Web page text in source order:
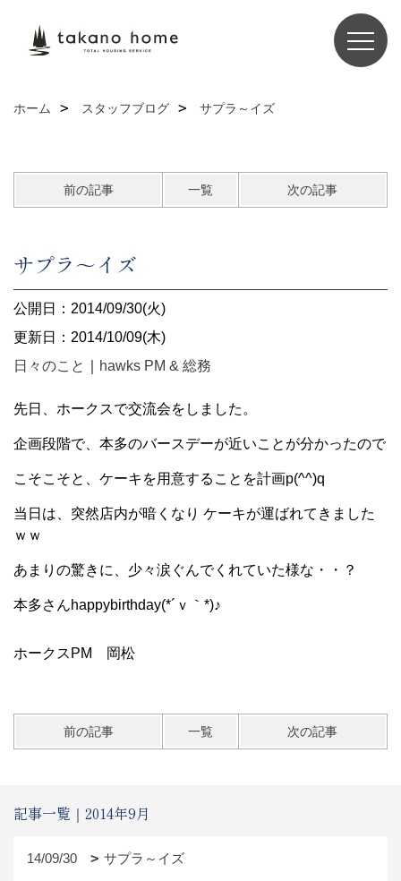
ホーム スタッフブログ サプラ～イズ
前の記事 一覧 次の記事
サプラ～イズ
公開日：2014/09/30(火)
更新日：2014/10/09(木)
日々のこと
hawks PM & 総務
先日、ホークスで交流会をしました。
企画段階で、本多のバースデーが近いことが分かったので
こそこそと、ケーキを用意することを計画p(^^)q
当日は、突然店内が暗くなり ケーキが運ばれてきました
ｗｗ
あまりの驚きに、少々涙ぐんでくれていた様な・・？
本多さんhappybirthday(*´ｖ｀*)♪
ホークスPM 岡松
前の記事 一覧 次の記事
記事一覧｜2014年9月
14/09/30 サプラ～イズ